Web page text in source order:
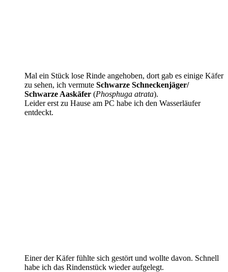
Mal ein Stück lose Rinde angehoben, dort gab es einige Käfer
zu sehen, ich vermute Schwarze Schneckenjäger/
Schwarze Aaskäfer (Phosphuga atrata).
Leider erst zu Hause am PC habe ich den Wasserläufer
entdeckt.
Einer der Käfer fühlte sich gestört und wollte davon. Schnell
habe ich das Rindenstück wieder aufgelegt.